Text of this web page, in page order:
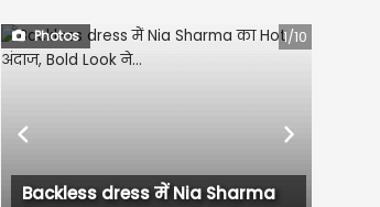
Photos 1/10
सिल्क साड़ी पहन Rakul Preet
Previous Next